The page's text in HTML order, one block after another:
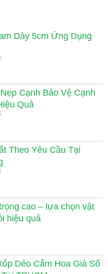
Dày 5cm Ứng Dụng
Cạnh Bảo Vệ Cạnh
Quả
Theo Yêu Cầu Tại
cao – lựa chọn vật
hiệu quả
Dẻo Cắm Hoa Giả Số